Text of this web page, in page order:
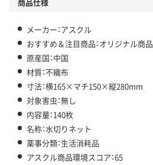
メーカー：アスクル
おすすめ＆注目商品：オリジナル商品
原産国：中国
材質：不織布
寸法：横165×マチ150×縦280mm
対象害虫：無し
内容量：140枚
名称：水切りネット
薬事分類：生活消耗品
アスクル商品環境スコア：65